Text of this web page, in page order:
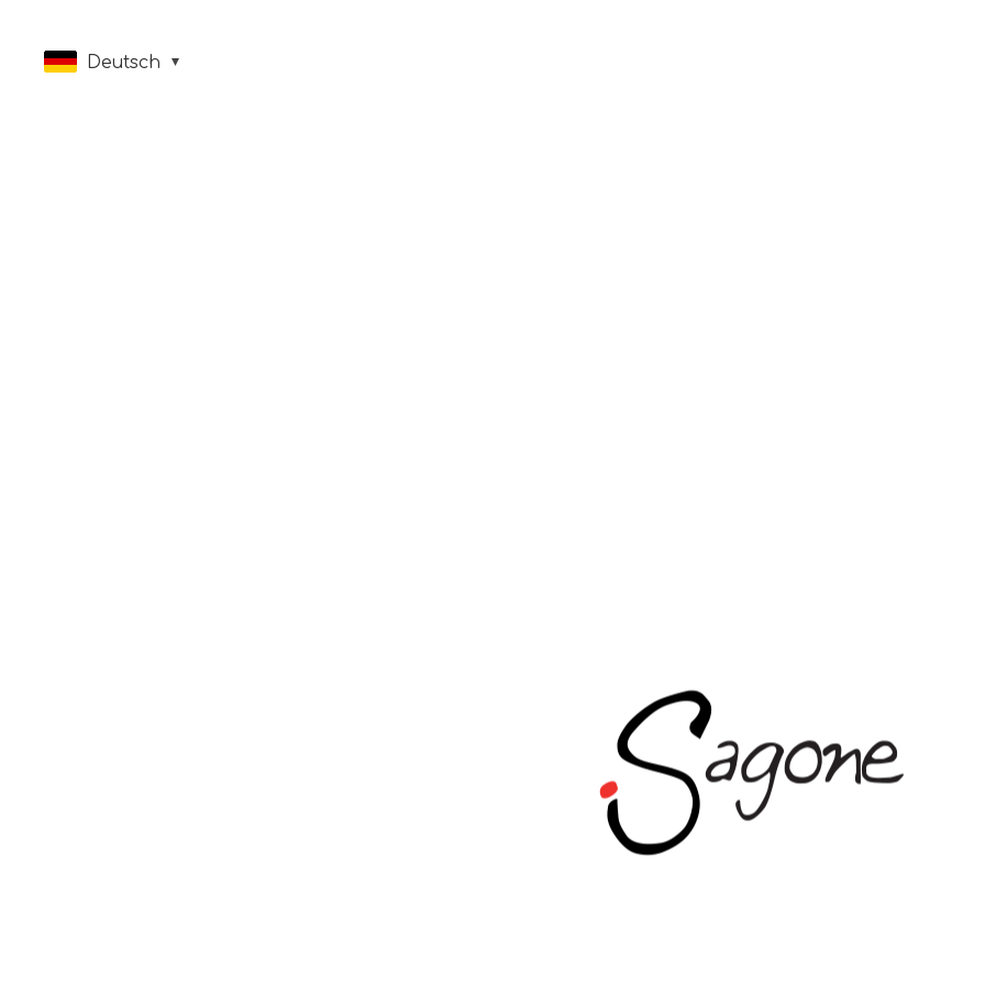
Deutsch